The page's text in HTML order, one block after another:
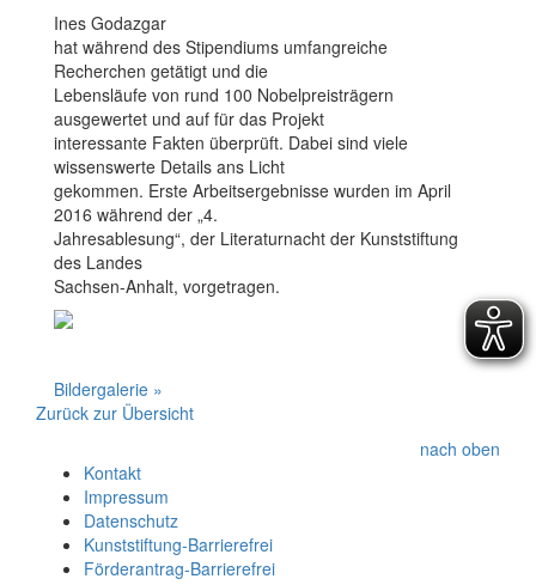
Ines Godazgar
hat während des Stipendiums umfangreiche
Recherchen getätigt und die
Lebensläufe von rund 100 Nobelpreisträgern
ausgewertet und auf für das Projekt
interessante Fakten überprüft. Dabei sind viele
wissenswerte Details ans Licht
gekommen. Erste Arbeitsergebnisse wurden im April
2016 während der „4.
Jahresablesung“, der Literaturnacht der Kunststiftung
des Landes
Sachsen-Anhalt, vorgetragen.
Bildergalerie »
Zurück zur Übersicht
nach oben
Kontakt
Impressum
Datenschutz
Kunststiftung-Barrierefrei
Förderantrag-Barrierefrei